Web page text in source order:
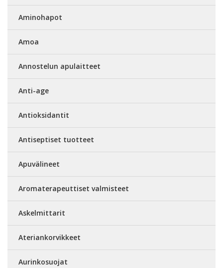
Aminohapot
Amoa
Annostelun apulaitteet
Anti-age
Antioksidantit
Antiseptiset tuotteet
Apuvälineet
Aromaterapeuttiset valmisteet
Askelmittarit
Ateriankorvikkeet
Aurinkosuojat